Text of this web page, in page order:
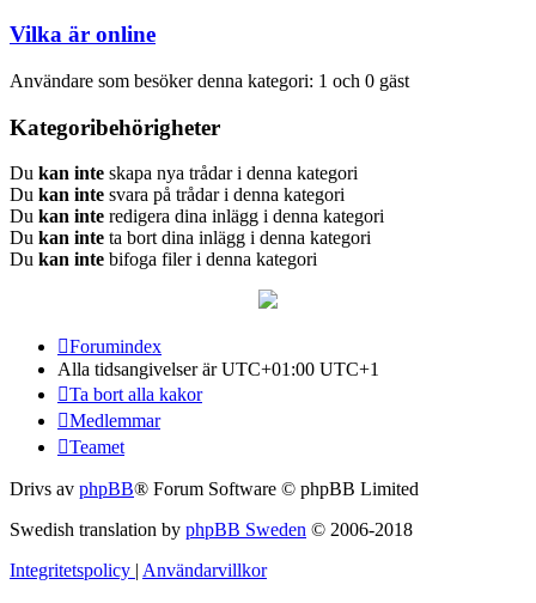
Vilka är online
Användare som besöker denna kategori: 1 och 0 gäst
Kategoribehörigheter
Du kan inte skapa nya trådar i denna kategori
Du kan inte svara på trådar i denna kategori
Du kan inte redigera dina inlägg i denna kategori
Du kan inte ta bort dina inlägg i denna kategori
Du kan inte bifoga filer i denna kategori
Forumindex
Alla tidsangivelser är UTC+01:00 UTC+1
Ta bort alla kakor
Medlemmar
Teamet
Drivs av phpBB® Forum Software © phpBB Limited
Swedish translation by phpBB Sweden © 2006-2018
Integritetspolicy Användarvillkor